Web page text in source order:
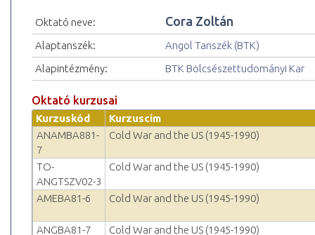
Oktató neve: Cora Zoltán
Alaptanszék:
Angol Tanszék (BTK)
Alapintézmény:
BTK Bölcsészettudományi Kar
Oktató kurzusai
Kurzuskód
Kurzuscím
ANAMBA881-
7
Cold War and the US (1945-1990)
TO-
ANGTSZV02-3
Cold War and the US (1945-1990)
AMEBA81-6 Cold War and the US (1945-1990)
ANGBA81-7 Cold War and the US (1945-1990)